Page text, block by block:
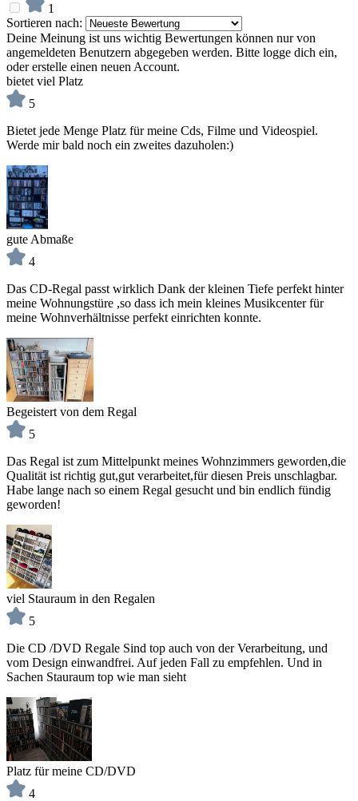
1
Sortieren nach:
Deine Meinung ist uns wichtig Bewertungen können nur von
angemeldeten Benutzern abgegeben werden. Bitte logge dich ein,
oder erstelle einen neuen Account.
bietet viel Platz
5
Bietet jede Menge Platz für meine Cds, Filme und Videospiel.
Werde mir bald noch ein zweites dazuholen:)
gute Abmaße
4
Das CD-Regal passt wirklich Dank der kleinen Tiefe perfekt hinter
meine Wohnungstüre ,so dass ich mein kleines Musikcenter für
meine Wohnverhältnisse perfekt einrichten konnte.
Begeistert von dem Regal
5
Das Regal ist zum Mittelpunkt meines Wohnzimmers geworden,die
Qualität ist richtig gut,gut verarbeitet,für diesen Preis unschlagbar.
Habe lange nach so einem Regal gesucht und bin endlich fündig
geworden!
viel Stauraum in den Regalen
5
Die CD /DVD Regale Sind top auch von der Verarbeitung, und
vom Design einwandfrei. Auf jeden Fall zu empfehlen. Und in
Sachen Stauraum top wie man sieht
Platz für meine CD/DVD
4